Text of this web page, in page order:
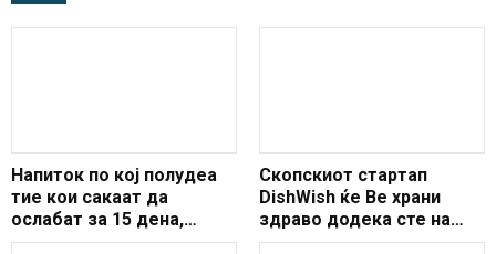
Напиток по кој полудеа
тие кои сакаат да
ослабат за 15 дена,
тајната е во главната
Скопскиот стартап
DishWish ќе Ве храни
здраво додека сте на
работа или дома!